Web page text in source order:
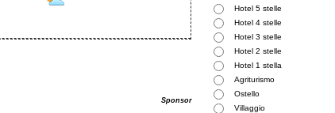
Hotel 5 stelle
Hotel 4 stelle
Hotel 3 stelle
Hotel 2 stelle
Hotel 1 stella
Agriturismo
Ostello
Villaggio
Sponsor